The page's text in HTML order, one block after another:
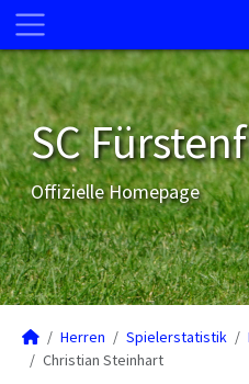
SC
Offizielle Homepage
Herren Spielerstatistik
Christian Steinhart